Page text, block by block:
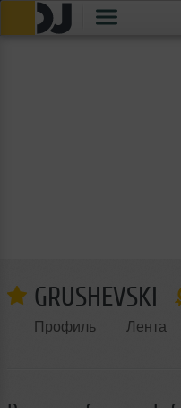
GRUSHEVSKI
Профиль Лента